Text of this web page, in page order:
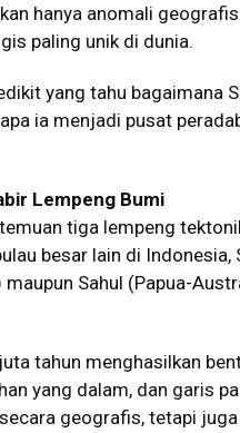
hanya anomali
paling unik di dunia.
yang tahu bagaimana
ia menjadi pusat
Lempeng Bumi
tiga lempeng
besar lain di Indonesia,
Sahul (Papua-
tahun menghasilkan
yang dalam, dan garis
geografis, tetapi